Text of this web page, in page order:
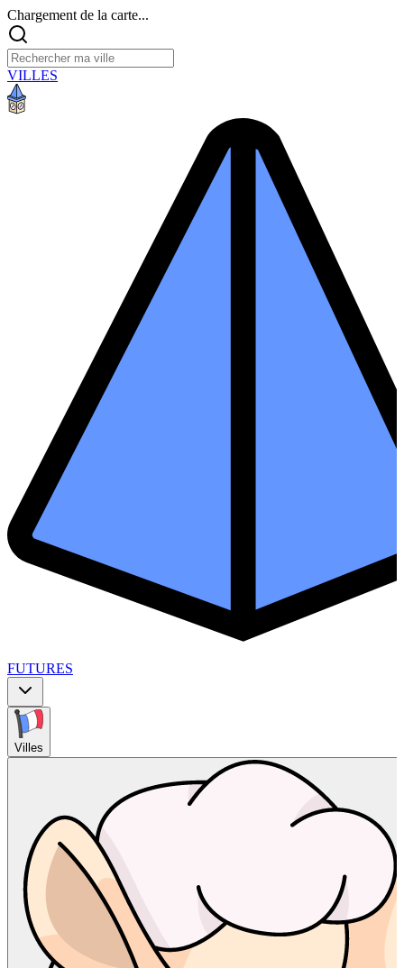
Chargement de la carte...
VILLES
FUTURES
Villes